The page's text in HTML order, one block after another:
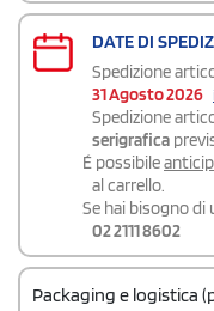
DATE DI
Spedizione
31 Agosto 2026
Spedizione
serigrafica
É possibile
al carrello.
Se hai bisogno di
02 2111 8602
Packaging e logistica